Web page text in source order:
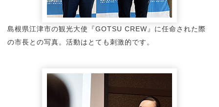
島根県江津市の観光大使『GOTSU CREW』に任命された際
の市長との写真。活動はとても刺激的です。